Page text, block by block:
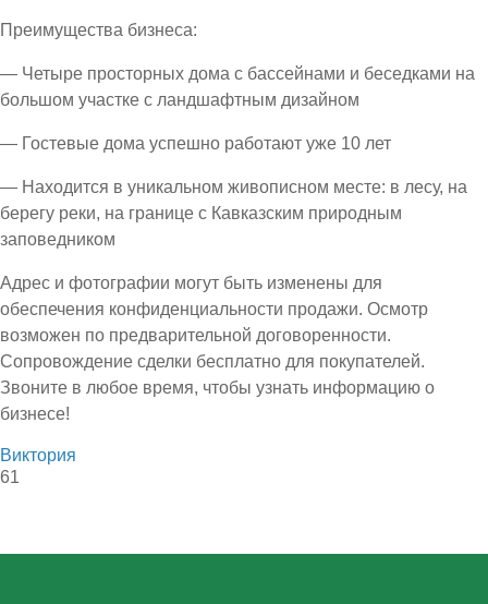
Преимущества бизнеса:
— Четыре просторных дома с бассейнами и беседками на
большом участке с ландшафтным дизайном
— Гостевые дома успешно работают уже 10 лет
— Находится в уникальном живописном месте: в лесу, на
берегу реки, на границе с Кавказским природным
заповедником
Адрес и фотографии могут быть изменены для
обеспечения конфиденциальности продажи. Осмотр
возможен по предварительной договоренности.
Сопровождение сделки бесплатно для покупателей.
Звоните в любое время, чтобы узнать информацию о
бизнесе!
Виктория
61